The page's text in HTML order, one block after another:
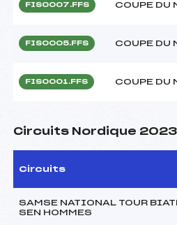
FIS0007.FFS COUPE DU
FIS0005.FFS COUPE DU
FIS0001.FFS COUPE DU
Circuits Nordique 2023
Circuits
SAMSE NATIONAL TOUR
SEN HOMMES